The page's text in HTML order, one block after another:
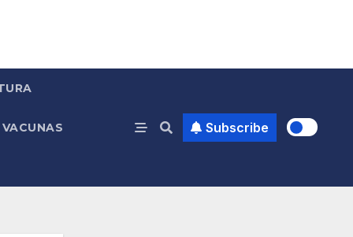
VACUNAS Subscribe